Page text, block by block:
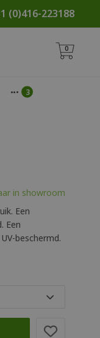
(0)416-223188
0
in showroom
Een
Een
beschermd.